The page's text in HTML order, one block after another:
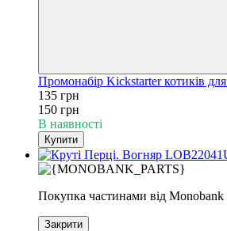
Промонабір Kickstarter котиків
135 грн
150 грн
В наявності
Купити
Покупка частинами від Monobank
Закрити